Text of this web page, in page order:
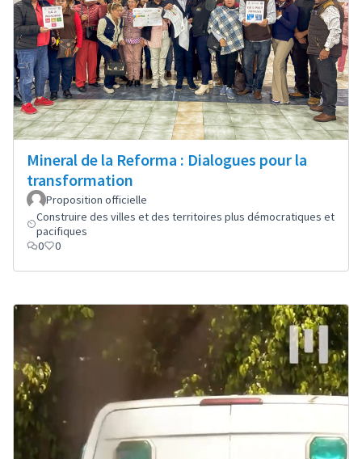
Mineral de la Reforma : Dialogues pour la
transformation
Proposition officielle
Construire des villes et des territoires plus démocratiques et
pacifiques
0
0